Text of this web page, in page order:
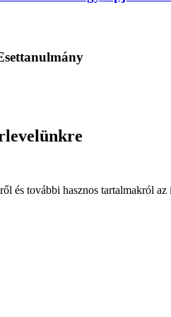
és további hasznos tartalmakról az